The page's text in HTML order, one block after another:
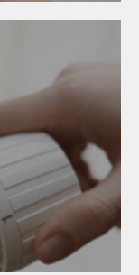
VMC à votre